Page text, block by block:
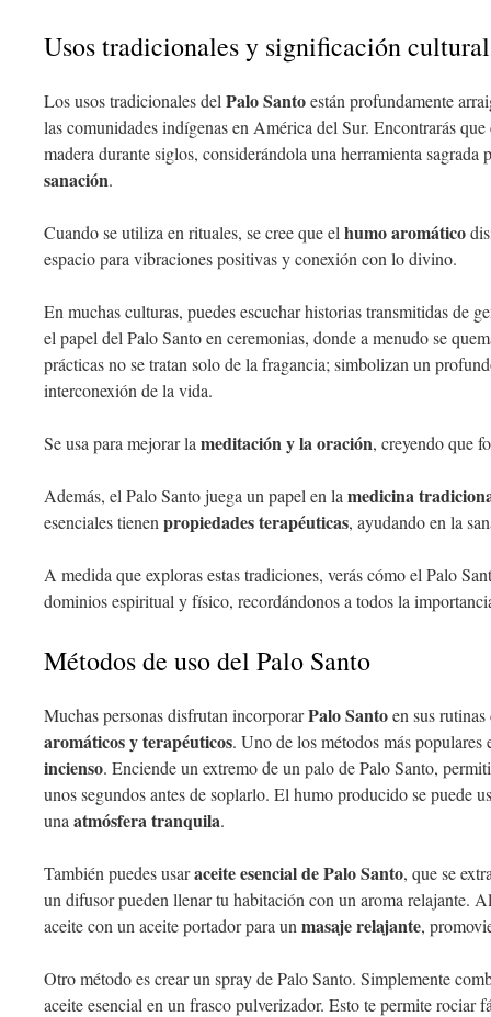
Usos tradicionales y significación cultural
Los usos tradicionales del Palo Santoestán profundamente
las comunidades indígenas en América del Sur. Encontrarás
madera durante siglos, considerándola una herramienta sagrada
sanación.
Cuando se utiliza en rituales, se cree que el humo aromático
espacio para vibraciones positivas y conexión con lo divino.
En muchas culturas, puedes escuchar historias transmitidas de
el papel del Palo Santo en ceremonias, donde a menudo se
prácticas no se tratan solo de la fragancia; simbolizan un
interconexión de la vida.
Se usa para mejorar la meditación y la oración, creyendo que
Además, el Palo Santo juega un papel en la medicina
esenciales tienen propiedades terapéuticas, ayudando en la
A medida que exploras estas tradiciones, verás cómo el Palo
dominios espiritual y físico, recordándonos a todos la
Métodos de uso del Palo Santo
Muchas personas disfrutan incorporarPalo Santoen sus
aromáticos y terapéuticos. Uno de los métodos más populares
incienso. Enciende un extremo de un palo de Palo Santo,
unos segundos antes de soplarlo. El humo producido se puede
una atmósfera tranquila.
También puedes usaraceite esencial de Palo Santo, que se
un difusor pueden llenar tu habitación con un aroma relajante.
aceite con un aceite portador para un masaje relajante,
Otro método es crear un spray de Palo Santo. Simplemente
aceite esencial en un frasco pulverizador. Esto te permite rociar